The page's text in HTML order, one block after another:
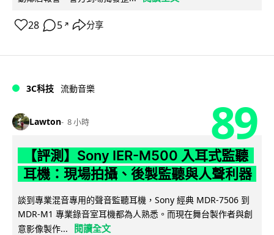
28 5 ↗ 分享
3C科技 流動音樂
Lawton 8 小時 89
【評測】Sony IER-M500 入耳式監聽
耳機：現場拍攝、後製監聽與人聲利器
談到專業混音專用的聲音監聽耳機，Sony 經典 MDR-7506 到
MDR-M1 專業錄音室耳機都為人熟悉。而現在舞台製作者與創
意影像製作...
閱讀全文